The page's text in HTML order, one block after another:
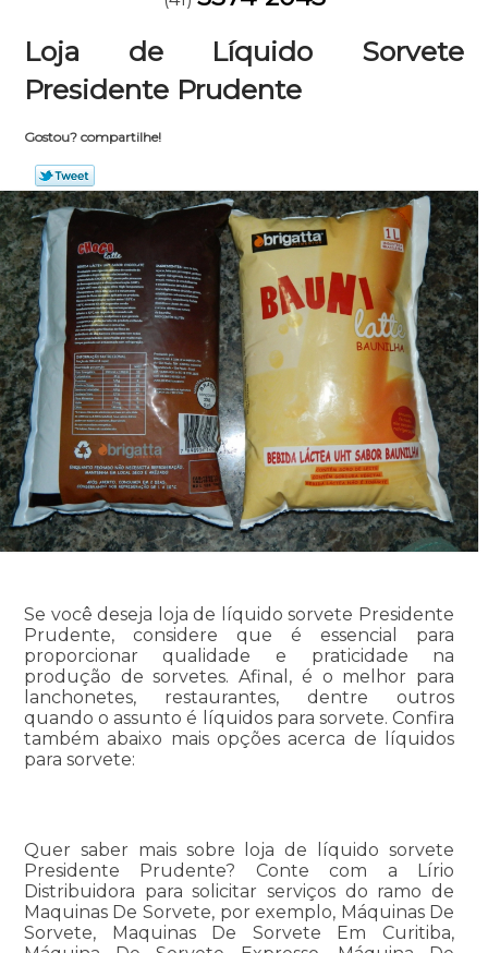
Loja de Líquido Sorvete
Presidente Prudente
Gostou? compartilhe!
Se você deseja loja de líquido sorvete Presidente
Prudente, considere que é essencial para
proporcionar qualidade e praticidade na
produção de sorvetes. Afinal, é o melhor para
lanchonetes, restaurantes, dentre outros
quando o assunto é líquidos para sorvete. Confira
também abaixo mais opções acerca de líquidos
para sorvete:
Quer saber mais sobre loja de líquido sorvete
Presidente Prudente? Conte com a Lírio
Distribuidora para solicitar serviços do ramo de
Maquinas De Sorvete, por exemplo, Máquinas De
Sorvete, Maquinas De Sorvete Em Curitiba,